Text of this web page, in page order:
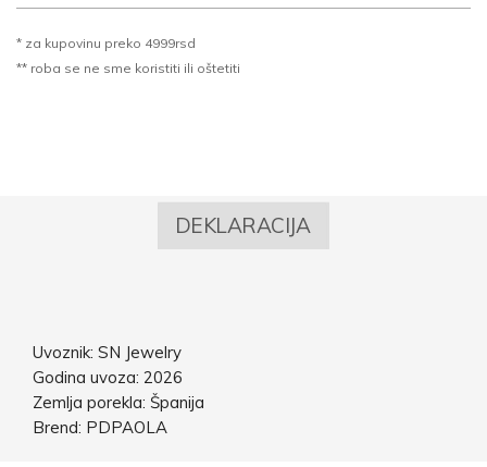
* za kupovinu preko 4999rsd
** roba se ne sme koristiti ili oštetiti
DEKLARACIJA
Uvoznik: SN Jewelry
Godina uvoza: 2026
Zemlja porekla: Španija
Brend: PDPAOLA